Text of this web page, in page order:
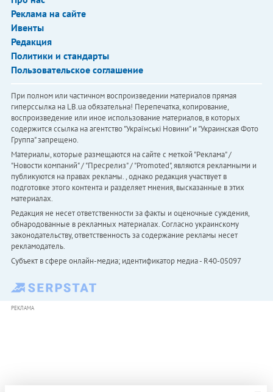
Реклама на сайте
Ивенты
Редакция
Политики и стандарты
Пользовательское соглашение
При полном или частичном воспроизведении материалов прямая
гиперссылка на LB.ua обязательна! Перепечатка, копирование,
воспроизведение или иное использование материалов, в которых
содержится ссылка на агентство "Українськi Новини" и "Украинская Фото
Группа" запрещено.
Материалы, которые размещаются на сайте с меткой "Реклама" /
"Новости компаний" / "Пресрелиз" / "Promoted", являются рекламными и
публикуются на правах рекламы. , однако редакция участвует в
подготовке этого контента и разделяет мнения, высказанные в этих
материалах.
Редакция не несет ответственности за факты и оценочные суждения,
обнародованные в рекламных материалах. Согласно украинскому
законодательству, ответственность за содержание рекламы несет
рекламодатель.
Субъект в сфере онлайн-медиа; идентификатор медиа - R40-05097
РЕКЛАМА